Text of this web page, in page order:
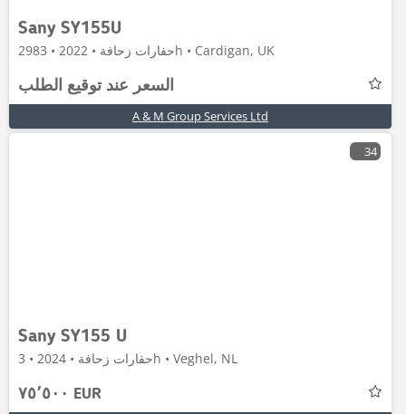
Sany SY155U
حفارات زحافة • 2022 • 2983h • Cardigan, UK
السعر عند توقيع الطلب
A & M Group Services Ltd
34
Sany SY155 U
حفارات زحافة • 2024 • 3h • Veghel, NL
٧٥٬٥٠٠ EUR